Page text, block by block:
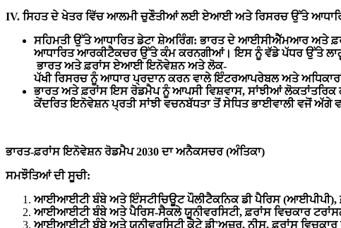
IV. ਸਿਹਤ ਦੇ ਖੇਤਰ ਵਿੱਚ ਆਲਮੀ ਚੁਣੌਤੀਆਂ ਲਈ ਏਆਈ ਅਤੇ ਰਿਸਰਚ ਉੱਤੇ
ਸਹਿਮਤੀ ਉੱਤੇ ਆਧਾਰਿਤ ਡੇਟਾ ਸ਼ੇਅਰਿੰਗ:ਭਾਰਤ ਦੇ ਆਈਸੀਐੱਮਆਰ ਅਤੇ
ਆਧਾਰਿਤ ਆਰਕੀਟੈਕਚਰ ਉੱਤੇ ਕੰਮ ਕਰਨਗੀਆਂ। ਇਸ ਨੂੰ ਵੱਡੇ ਪੱਧਰ ਉੱਤੇ
ਭਾਰਤ ਅਤੇ ਫ਼ਰਾਂਸ ਏਆਈ ਇਨੋਵੇਸ਼ਨ ਅਤੇ ਲੋਕ-
ਪੱਖੀ ਰਿਸਰਚ ਨੂੰ ਆਧਾਰ ਪ੍ਰਦਾਨ ਕਰਨ ਵਾਲੇ ਇੰਟਰਆਪਰੇਬਲ ਅਤੇ
ਭਾਰਤ ਅਤੇ ਫ਼ਰਾਂਸ ਇਸ ਰੋਡਮੈਪ ਨੂੰ ਆਪਸੀ ਵਿਸ਼ਵਾਸ,ਸਾਂਝੀਆਂ ਲੋਕਤਾਂਤਰਿਕ
ਕੇਂਦਰਿਤ ਇਨੋਵੇਸ਼ਨ ਪ੍ਰਤੀ ਸਾਂਝੀ ਵਚਨਬੱਧਤਾ ਤੋਂ ਸੇਧਿਤ ਭਾਈਵਾਲੀ ਵਜੋਂ ਅੱਗੇ
ਭਾਰਤ-ਫ਼ਰਾਂਸ ਇਨੋਵੇਸ਼ਨ ਰੋਡਮੈਪ2030ਦਾ ਅਨੈਕਸਚਰ(ਅੰਤਿਕਾ)
ਸਮਝੌਤਿਆਂ ਦੀ ਸੂਚੀ:
ਆਈਆਈਟੀ ਬੰਬੇ ਅਤੇ ਇੰਸਟੀਚਿਊਟ ਪੌਲੀਟੈਕਨਿਕ ਡੀ ਪੈਰਿਸ(ਆਈਪੀਪੀ),
ਆਈਆਈਟੀ ਬੰਬੇ ਅਤੇ ਪੈਰਿਸ-ਸੈਕਲੇ ਯੂਨੀਵਰਸਿਟੀ, ਫ਼ਰਾਂਸ ਵਿਚਕਾਰ
ਆਈਆਈਟੀ ਬੰਬੇ ਅਤੇ ਯੂਨੀਵਰਸਿਟੀ ਕੋਟੇ ਡੀ'ਅਜ਼ੂਰ,ਨੀਸ, ਫ਼ਰਾਂਸ ਵਿਚਕਾਰ